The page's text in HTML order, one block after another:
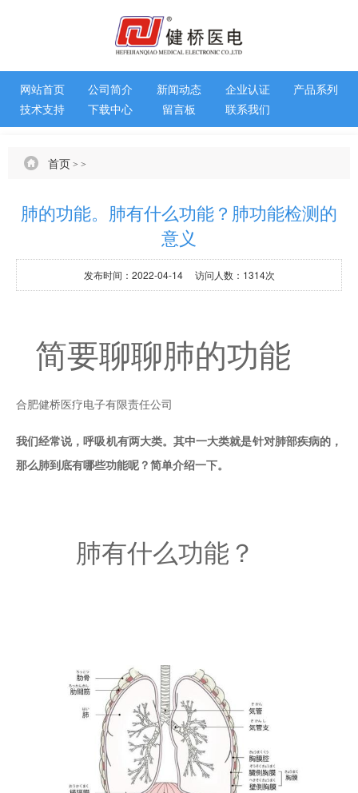
网站首页 公司简介 新闻动态 企业认证
产品系列
技术支持
下载中心 留言板 联系我们
首页 > >
肺的功能。肺有什么功能？肺功能检测的
意义
发布时间：2022-04-14 访问人数：1314次
简要聊聊肺的功能
合肥健桥医疗电子有限责任公司
我们经常说，呼吸机有两大类。其中一大类就是针对肺部疾病的，
那么肺到底有哪些功能呢？简单介绍一下。
肺有什么功能？